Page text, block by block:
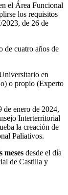
el Área Funcional
los requisitos
2023, de 26 de
de cuatro años de
en
o propio (Experto
de enero de 2024,
Interterritorial
la creación de
Paliativos.
meses desde el día
de Castilla y